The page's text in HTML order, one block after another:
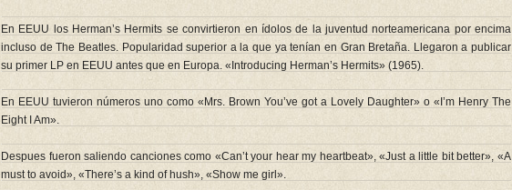
En EEUU los Herman’s Hermits se convirtieron en ídolos de la juventud norteamericana por encima
incluso de The Beatles. Popularidad superior a la que ya tenían en Gran Bretaña. Llegaron a publicar
su primer LP en EEUU antes que en Europa. «Introducing Herman’s Hermits» (1965).
En EEUU tuvieron números uno como «Mrs. Brown You’ve got a Lovely Daughter» o «I’m Henry The
Eight I Am».
Despues fueron saliendo canciones como «Can’t your hear my heartbeat», «Just a little bit better», «A
must to avoid», «There’s a kind of hush», «Show me girl».